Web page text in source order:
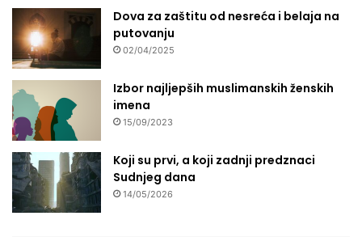
Dova za zaštitu od nesreća i belaja na
putovanju
02/04/2025
Izbor najljepših muslimanskih ženskih
imena
15/09/2023
Koji su prvi, a koji zadnji predznaci
Sudnjeg dana
14/05/2026